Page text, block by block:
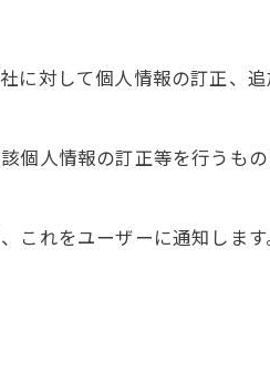
に対して個人情報の訂正、
個人情報の訂正等を行うもの
れをユーザーに通知します